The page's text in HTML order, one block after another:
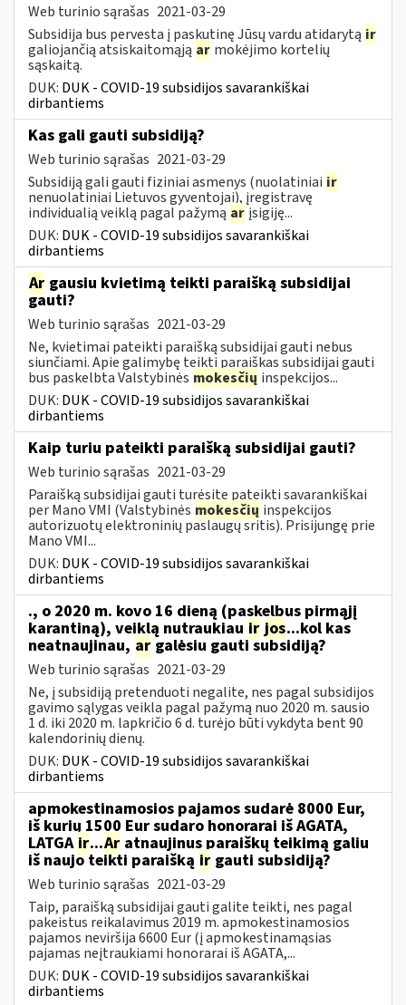
Web turinio sąrašas 2021-03-29
Subsidija bus pervesta į paskutinę Jūsų vardu atidarytą ir
galiojančią atsiskaitomąją ar mokėjimo kortelių
sąskaitą.
DUK: DUK - COVID-19 subsidijos savarankiškai
dirbantiems
Kas gali gauti subsidiją?
Web turinio sąrašas 2021-03-29
Subsidiją gali gauti fiziniai asmenys (nuolatiniai ir
nenuolatiniai Lietuvos gyventojai), įregistravę
individualią veiklą pagal pažymą ar įsigiję...
DUK: DUK - COVID-19 subsidijos savarankiškai
dirbantiems
Ar gausiu kvietimą teikti paraišką subsidijai
gauti?
Web turinio sąrašas 2021-03-29
Ne, kvietimai pateikti paraišką subsidijai gauti nebus
siunčiami. Apie galimybę teikti paraiškas subsidijai gauti
bus paskelbta Valstybinės mokesčių inspekcijos...
DUK: DUK - COVID-19 subsidijos savarankiškai
dirbantiems
Kaip turiu pateikti paraišką subsidijai gauti?
Web turinio sąrašas 2021-03-29
Paraišką subsidijai gauti turėsite pateikti savarankiškai
per Mano VMI (Valstybinės mokesčių inspekcijos
autorizuotų elektroninių paslaugų sritis). Prisijungę prie
Mano VMI...
DUK: DUK - COVID-19 subsidijos savarankiškai
dirbantiems
., o 2020 m. kovo 16 dieną (paskelbus pirmąjį
karantiną), veiklą nutraukiau ir jos...kol kas
neatnaujinau, ar galėsiu gauti subsidiją?
Web turinio sąrašas 2021-03-29
Ne, į subsidiją pretenduoti negalite, nes pagal subsidijos
gavimo sąlygas veikla pagal pažymą nuo 2020 m. sausio
1 d. iki 2020 m. lapkričio 6 d. turėjo būti vykdyta bent 90
kalendorinių dienų.
DUK: DUK - COVID-19 subsidijos savarankiškai
dirbantiems
apmokestinamosios pajamos sudarė 8000 Eur,
iš kurių 1500 Eur sudaro honorarai iš AGATA,
LATGA ir...Ar atnaujinus paraiškų teikimą galiu
iš naujo teikti paraišką ir gauti subsidiją?
Web turinio sąrašas 2021-03-29
Taip, paraišką subsidijai gauti galite teikti, nes pagal
pakeistus reikalavimus 2019 m. apmokestinamosios
pajamos neviršija 6600 Eur (į apmokestinamąsias
pajamas neįtraukiami honorarai iš AGATA,...
DUK: DUK - COVID-19 subsidijos savarankiškai
dirbantiems